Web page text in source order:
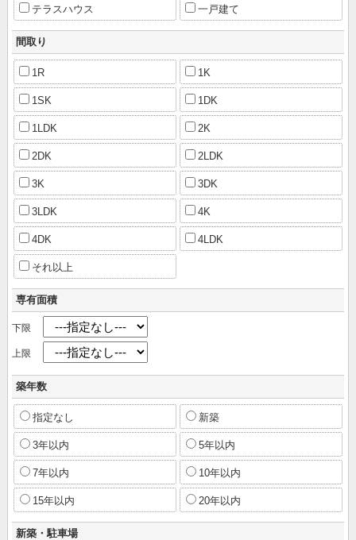
テラスハウス 一戸建て
間取り
1R 1K
1SK 1DK
1LDK 2K
2DK 2LDK
3K 3DK
3LDK 4K
4DK 4LDK
それ以上
専有面積
下限
上限
築年数
指定なし 新築
3年以内 5年以内
7年以内 10年以内
15年以内 20年以内
新築・駐車場